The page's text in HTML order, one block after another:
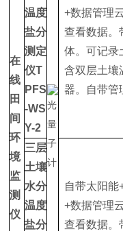
在
线
田
间
环
境
监
测
仪
温度
盐分
测定
仪T
PFS
-WS
Y-2
+数据管理
查看数据。
体。可记录
含双层土壤
器。自带管
三层
土壤
水分
温度
盐分
自带太阳能
+数据管理
查看数据。